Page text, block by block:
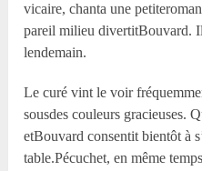
vicaire, chanta une
pareil milieu divertitBouvard.
lendemain.
Le curé vint le voir
sousdes couleurs gracieuses.
etBouvard consentit bientôt à
table.Pécuchet, en même